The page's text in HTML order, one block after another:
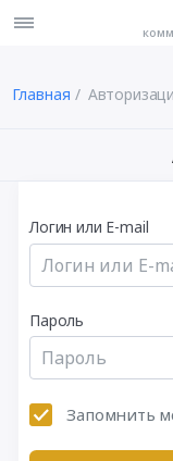
Главная
Логин или E-mail
Пароль
Запомнить